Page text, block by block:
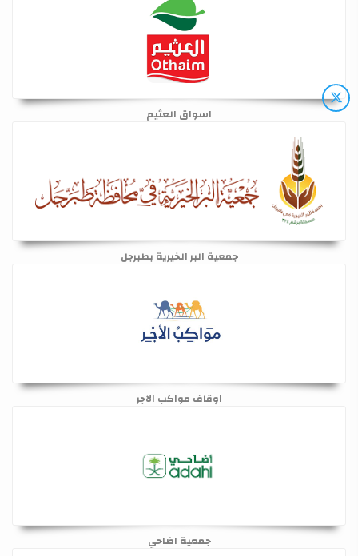
اسواق العثيم
جمعية البر الخيرية بطبرجل
اوقاف مواكب الاجر
جمعية اضاحي